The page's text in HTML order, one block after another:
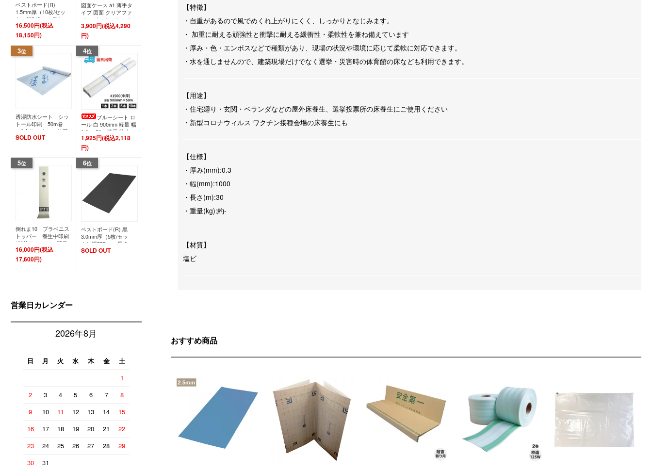
ベストボード(R)
1.5mm厚（10枚/セッ
ト）幅910mm×長さ
1820mm 床養生材 床養
生ボード
16,500円(税込
18,150円)
図面ケース a1 薄手タ
イプ 図面 クリアファ
イル ポスターファイル
（5枚入り）
900mm×650mm 52ミク
ロン 地図 保管用 クリ
アホルダー クリアケー
ス ファイルケース【法
人のみ】
3,900円(税込4,290
円)
3位
透湿防水シート シッ
トール印刷 50m巻
（2本/セット） 外壁
下地材 防風・防水
SOLD OUT
4位
ブルーシート ロ
ール 白 900mm 軽量 幅
0.9m×50m 薄手 防水
#1500 ホワイトシート
養生シート 屋根補修
雨漏り対策 養生 台風
避難所 体育館 選挙会
場 防災備蓄品 建築現
1,925円(税込2,118
円)
5位
倒れま10 プラベニス
トッパー 養生中印刷
(20枚/セット） 壁養
生材保持板 壁養生材
固定具【法人/店舗/個
人事業主への配送限
16,000円(税込
17,600円)
6位
ベストボード(R) 黒
3.0mm厚（5枚/セッ
ト）幅900mm×長さ
1800mm 床養生材 床養
SOLD OUT
営業日カレンダー
2026年8月
日 月 火 水 木 金
土
1
2
3 4 5 6 7
8
9
10 11 12 13 14
15
16
17 18 19 20 21
22
23
24 25 26 27 28
29
30
31
【特徴】
・自重があるので風でめくれ上がりにくく、しっかりとなじみます。
・ 加重に耐える頑強性と衝撃に耐える緩衝性・柔軟性を兼ね備えています
・厚み・色・エンボスなどで種類があり、現場の状況や環境に応じて柔軟に対応できます。
・水を通しませんので、建築現場だけでなく選挙・災害時の体育館の床なども利用できます。
【用途】
・住宅廻り・玄関・ベランダなどの屋外床養生、選挙投票所の床養生にご使用ください
・新型コロナウィルス ワクチン接種会場の床養生にも
【仕様】
・厚み(mm):0.3
・幅(mm):1000
・長さ(m):30
・重量(kg):約-
【材質】
塩ビ
おすすめ商品